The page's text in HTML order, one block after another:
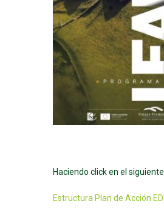
Haciendo click en el
Estructura Plan de Acción